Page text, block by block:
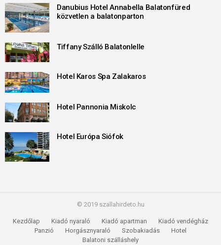
Danubius Hotel Annabella Balatonfüred
közvetlen a balatonparton
Tiffany Szálló Balatonlelle
Hotel Karos Spa Zalakaros
Hotel Pannonia Miskolc
Hotel Európa Siófok
© 2019 szallahirdeto.hu
Kezdőlap Kiadó nyaraló Kiadó apartman
Kiadó vendégház
Panzió
Horgásznyaraló Szobakiadás
Hotel
Balatoni szálláshely